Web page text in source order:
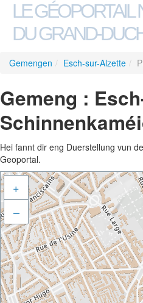
LE GÉOPORTAIL
DU GRAND-
Gemengen / Esch-sur-Alzette /
Gemeng :
Hei fannt dir eng Duerstellung vun
Geoportal.
+
–